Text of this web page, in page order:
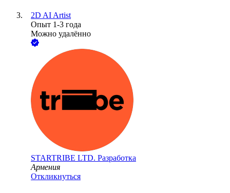
2D AI Artist
Опыт 1-3 года
Можно удалённо
STARTRIBE LTD. Разработка
Армения
Откликнуться